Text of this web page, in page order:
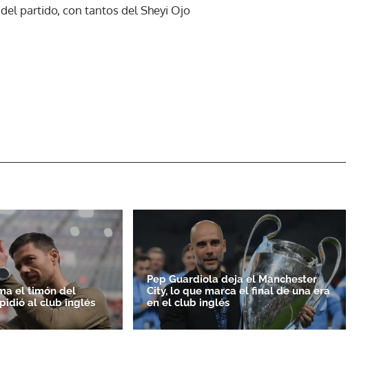
partido, con tantos del Sheyi Ojo
el timón del
al club inglés
Pep Guardiola deja el Manchester
City, lo que marca el final de una era
en el club inglés